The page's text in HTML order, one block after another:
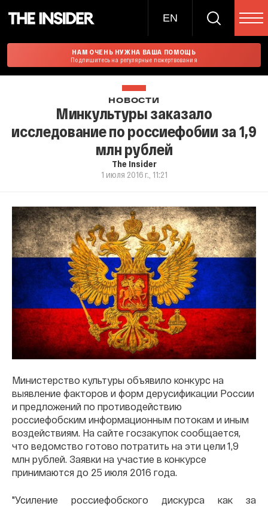
EN
НАМ ОЧЕНЬ НУЖНА ВАША ПОМОЩЬ
Подпишитесь на регулярные пожертвования
НОВОСТИ
Минкультуры заказало
исследование по россиефобии за 1,9
млн рублей
The Insider
1 июля 2016 г., 11:21
Министерство культуры объявило конкурс на
выявление факторов и форм дерусификации России
и предложений по противодействию
россиефобским информационным потокам и иным
воздействиям. На сайте госзакупок сообщается,
что ведомство готово потратить на эти цели 1,9
млн рублей. Заявки на участие в конкурсе
принимаются до 25 июля 2016 года.
"Усиление россиефобского дискурса как за